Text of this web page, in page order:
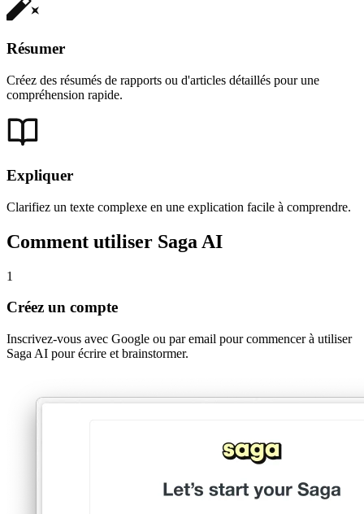
Résumer
Créez des résumés de rapports ou d'articles détaillés pour une
compréhension rapide.
Expliquer
Clarifiez un texte complexe en une explication facile à comprendre.
Comment utiliser Saga AI
1
Créez un compte
Inscrivez-vous avec Google ou par email pour commencer à utiliser
Saga AI pour écrire et brainstormer.